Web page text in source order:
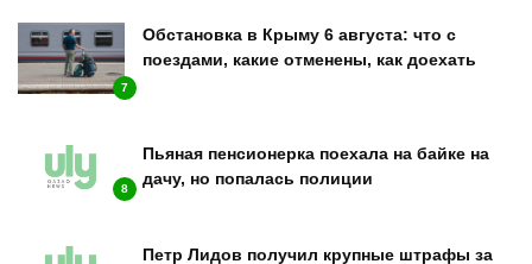
7
Обстановка в Крыму 6 августа: что с
поездами, какие отменены, как доехать
8
Пьяная пенсионерка поехала на байке на
дачу, но попалась полиции
Петр Лидов получил крупные штрафы за